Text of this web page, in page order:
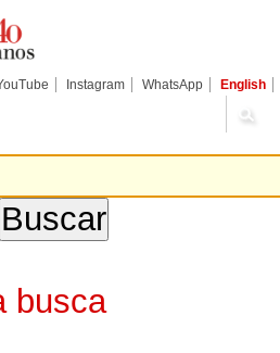
Instagram WhatsApp English
busca